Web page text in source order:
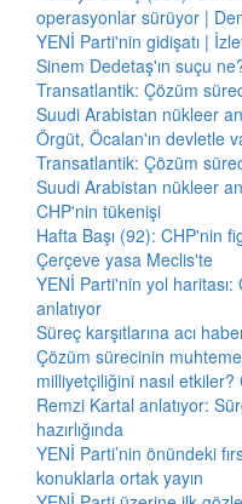
operasyonlar sürüyor |
YENİ Parti'nin gidişatı |
Sinem Dedetaş'ın suçu
Transatlantik: Çözüm
Suudi Arabistan nükleer
Örgüt, Öcalan'ın devletle
Transatlantik: Çözüm
Suudi Arabistan nükleer
CHP'nin tükenişi
Hafta Başı (92): CHP'nin
Çerçeve yasa Meclis'te
YENİ Parti'nin yol
anlatıyor
Süreç karşıtlarına acı
Çözüm sürecinin
milliyetçiliğini nasıl
Remzi Kartal anlatıyor:
hazırlığında
YENİ Parti’nin önündeki
konuklarla ortak yayın